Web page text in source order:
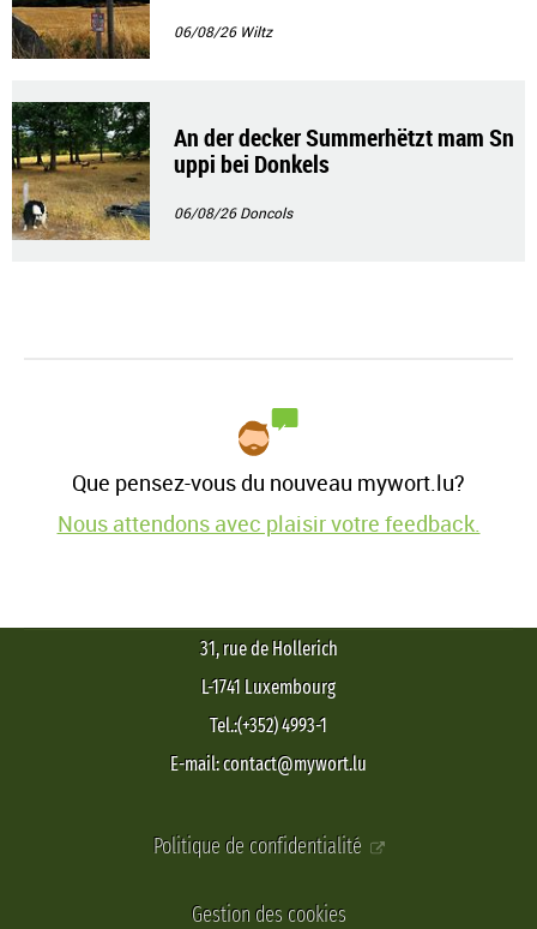
06/08/26 Wiltz
An der decker Summerhëtzt mam Sn
uppi bei Donkels
06/08/26Doncols
Que pensez-vous du nouveau mywort.lu?
Nous attendons avec plaisir votre feedback.
31, rue de Hollerich
L-1741 Luxembourg
Tel.:(+352) 4993-1
E-mail: contact@mywort.lu
Politique de confidentialité
Gestion des cookies